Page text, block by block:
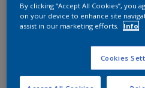
Op dit moment is het niet
te bestellen. Houd de
er hard aan om de voorraad
By clicking “Accept All Cookies”, you
on your device to enhance site
assist in our marketing efforts.
Info
Cookies